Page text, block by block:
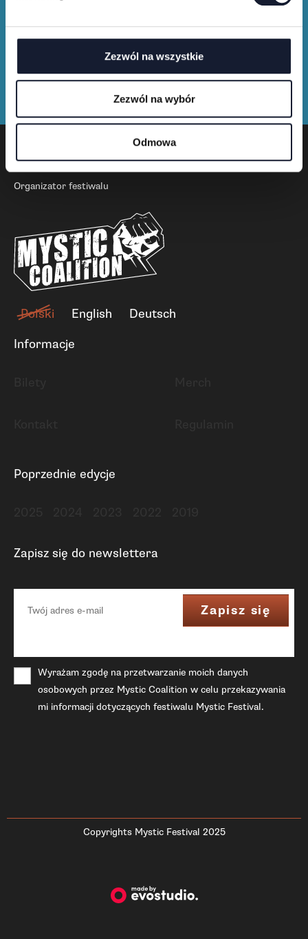
Zezwól na wszystkie
Zezwól na wybór
Odmowa
Organizator festiwalu
Polski English
Deutsch
Informacje
Poprzednie edycje
Zapisz się do newslettera
Wyrażam zgodę na przetwarzanie moich danych
osobowych przez Mystic Coalition w celu przekazywania
mi informacji dotyczących festiwalu Mystic Festival.
Copyrights Mystic Festival 2025